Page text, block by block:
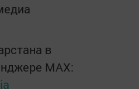
в
MАХ: